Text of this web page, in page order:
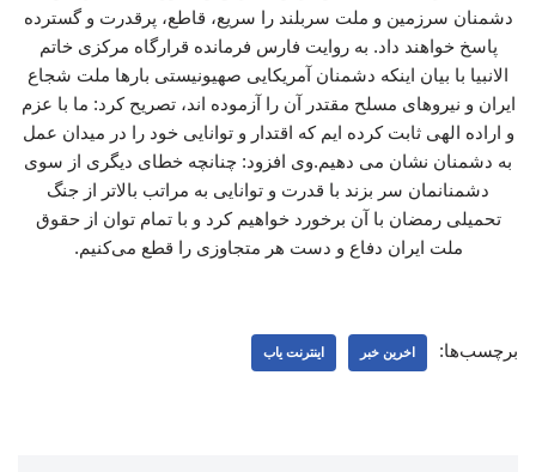
دشمنان سرزمین و ملت سربلند را سریع، قاطع، پرقدرت و گسترده
پاسخ خواهند داد. به روایت فارس فرمانده قرارگاه مرکزی خاتم
الانبیا با بیان اینکه دشمنان آمریکایی صهیونیستی بارها ملت شجاع
ایران و نیروهای مسلح مقتدر آن را آزموده اند، تصریح کرد: ما با عزم
و اراده الهی ثابت کرده ایم که اقتدار و توانایی خود را در میدان عمل
به دشمنان نشان می دهیم.وی افزود: چنانچه خطای دیگری از سوی
دشمنانمان سر بزند با قدرت و توانایی به مراتب بالاتر از جنگ
تحمیلی رمضان با آن برخورد خواهیم کرد و با تمام توان از حقوق
ملت ایران دفاع و دست هر متجاوزی را قطع می‌کنیم.
برچسب‌ها: اخرین خبر اینترنت یاب